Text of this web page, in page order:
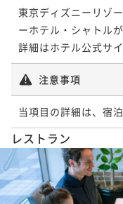
東京ディズニーリゾ
ーホテル・シャトル
詳細はホテル公式サ
注意事項
当項目の詳細は、宿
レストラン